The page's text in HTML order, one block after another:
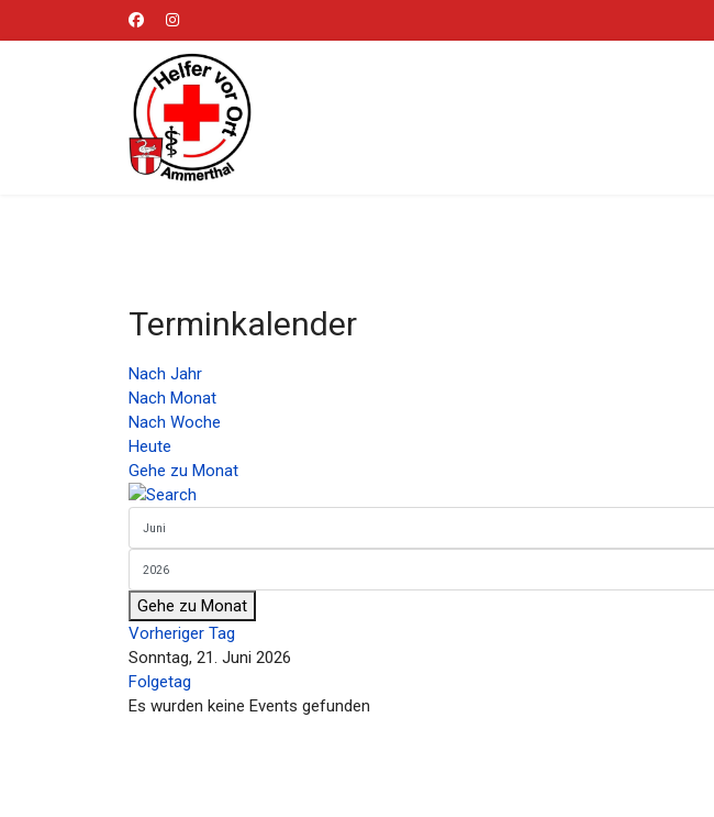
Terminkalender
Nach Jahr
Nach Monat
Nach Woche
Heute
Gehe zu Monat
Gehe zu Monat
Vorheriger Tag
Sonntag, 21. Juni 2026
Folgetag
Es wurden keine Events gefunden